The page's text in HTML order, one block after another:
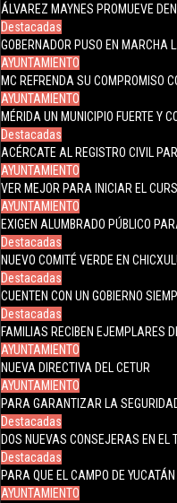
ÁLVAREZ MAYNES PROMUEVE
Destacadas
GOBERNADOR PUSO EN MARCHA
AYUNTAMIENTO
MC REFRENDA SU COMPROMISO
AYUNTAMIENTO
MÉRIDA UN MUNICIPIO FUERTE Y
Destacadas
ACÉRCATE AL REGISTRO CIVIL
AYUNTAMIENTO
VER MEJOR PARA INICIAR EL
AYUNTAMIENTO
EXIGEN ALUMBRADO PÚBLICO
Destacadas
NUEVO COMITÉ VERDE EN
Destacadas
CUENTEN CON UN GOBIERNO
Destacadas
FAMILIAS RECIBEN EJEMPLARES
AYUNTAMIENTO
NUEVA DIRECTIVA DEL CETUR
AYUNTAMIENTO
PARA GARANTIZAR LA
Destacadas
DOS NUEVAS CONSEJERAS EN EL
Destacadas
PARA QUE EL CAMPO DE
AYUNTAMIENTO